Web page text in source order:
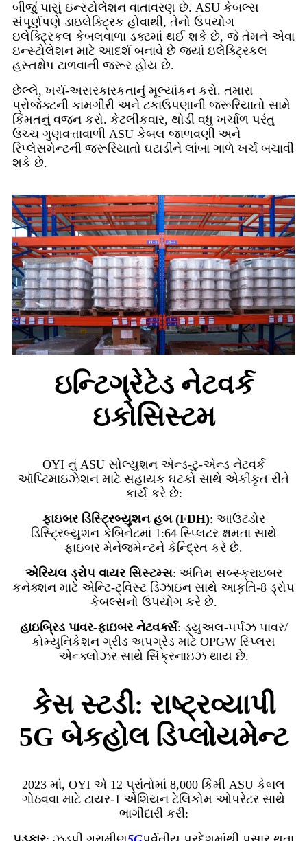
બીજું પાસું ઇન્સ્ટોલેશન વાતાવરણ છે. ASU કેબલ્સ
સંપૂર્ણપણે ડાઇલેક્ટ્રિક હોવાથી, તેનો ઉપયોગ
ઇલેક્ટ્રિકલ કેબલવાળા ડક્ટમાં થઈ શકે છે, જે તેમને એવા
ઇન્સ્ટોલેશન માટે આદર્શ બનાવે છે જ્યાં ઇલેક્ટ્રિકલ
હસ્તક્ષેપ ટાળવાની જરૂર હોય છે.
છેલ્લે, ખર્ચ-અસરકારકતાનું મૂલ્યાંકન કરો. તમારા
પ્રોજેક્ટની કામગીરી અને ટકાઉપણાની જરૂરિયાતો સામે
કિંમતનું વજન કરો. કેટલીકવાર, થોડી વધુ ખર્ચાળ પરંતુ
ઉચ્ચ ગુણવત્તાવાળી ASU કેબલ જાળવણી અને
રિપ્લેસમેન્ટની જરૂરિયાતો ઘટાડીને લાંબા ગાળે ખર્ચ બચાવી
શકે છે.
ઇન્ટિગ્રેટેડ નેટવર્ક
ઇકોસિસ્ટમ
OYI નું ASU સોલ્યુશન એન્ડ-ટુ-એન્ડ નેટવર્ક
ઑપ્ટિમાઇઝેશન માટે સહાયક ઘટકો સાથે એકીકૃત રીતે
કાર્ય કરે છે:
ફાઇબર ડિસ્ટ્રિબ્યુશન હબ (FDH): આઉટડોર
ડિસ્ટ્રિબ્યુશન કેબિનેટમાં 1:64 સ્પ્લિટર ક્ષમતા સાથે
ફાઇબર મેનેજમેન્ટને કેન્દ્રિત કરે છે.
એરિયલ ડ્રોપ વાયર સિસ્ટમ્સ: અંતિમ સબ્સ્ક્રાઇબર
કનેક્શન માટે એન્ટિ-ટ્વિસ્ટ ડિઝાઇન સાથે આકૃતિ-8 ડ્રોપ
કેબલ્સનો ઉપયોગ કરે છે.
હાઇબ્રિડ પાવર-ફાઇબર નેટવર્ક્સ: ડ્યુઅલ-પર્પઝ પાવર/
કોમ્યુનિકેશન ગ્રીડ અપગ્રેડ માટે OPGW સ્પ્લિસ
એન્ક્લોઝર સાથે સિંક્રનાઇઝ થાય છે.
કેસ સ્ટડી: રાષ્ટ્રવ્યાપી
5G બેકહોલ ડિપ્લોયમેન્ટ
2023 માં, OYI એ 12 પ્રાંતોમાં 8,000 કિમી ASU કેબલ
ગોઠવવા માટે ટાયર-1 એશિયન ટેલિકોમ ઓપરેટર સાથે
ભાગીદારી કરી: